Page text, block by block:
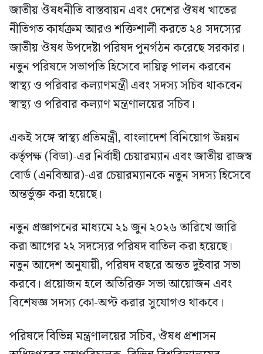
জাতীয় ঔষধনীতি বাস্তবায়ন এবং দেশের ঔষধ খাতের
নীতিগত কার্যক্রম আরও শক্তিশালী করতে ২৪ সদস্যের
জাতীয় ঔষধ উপদেষ্টা পরিষদ পুনর্গঠন করেছে সরকার।
নতুন পরিষদে সভাপতি হিসেবে দায়িত্ব পালন করবেন
স্বাস্থ্য ও পরিবার কল্যাণমন্ত্রী এবং সদস্য সচিব থাকবেন
স্বাস্থ্য ও পরিবার কল্যাণ মন্ত্রণালয়ের সচিব।
একই সঙ্গে স্বাস্থ্য প্রতিমন্ত্রী, বাংলাদেশ বিনিয়োগ উন্নয়ন
কর্তৃপক্ষ (বিডা)-এর নির্বাহী চেয়ারম্যান এবং জাতীয় রাজস্ব
বোর্ড (এনবিআর)-এর চেয়ারম্যানকে নতুন সদস্য হিসেবে
অন্তর্ভুক্ত করা হয়েছে।
নতুন প্রজ্ঞাপনের মাধ্যমে ২১ জুন ২০২৬ তারিখে জারি
করা আগের ২২ সদস্যের পরিষদ বাতিল করা হয়েছে।
নতুন আদেশ অনুযায়ী, পরিষদ বছরে অন্তত দুইবার সভা
করবে। প্রয়োজন হলে অতিরিক্ত সভা আয়োজন এবং
বিশেষজ্ঞ সদস্য কো-অপ্ট করার সুযোগও থাকবে।
পরিষদে বিভিন্ন মন্ত্রণালয়ের সচিব, ঔষধ প্রশাসন